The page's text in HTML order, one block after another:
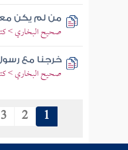
من لم يكن
صحيح البخاري >
خرجنا مع
صحيح البخاري >
1
2
3